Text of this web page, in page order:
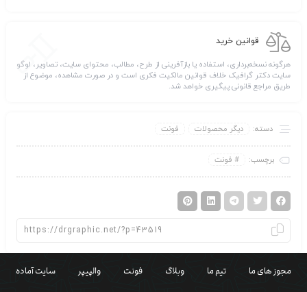
قوانین خرید
هرگونه نسخه‌برداری، استفاده یا بازآفرینی از طرح، مطالب، محتوای سایت، تصاویر، لوگو
سایت دکتر گرافیک خلاف قوانین مالکیت فکری است و در صورت مشاهده، موضوع از
طریق مراجع قانونی پیگیری خواهد شد.
دسته: دیگر محصولات فونت
برچسب: فونت
مجوز های ما تیم ما وبلاگ فونت والپیپر سایت آماده